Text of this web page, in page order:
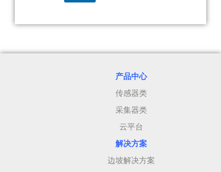
产品中心
传感器类
采集器类
云平台
解决方案
边坡解决方案